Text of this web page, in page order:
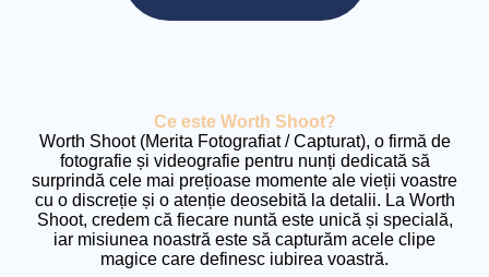
Ce este Worth Shoot?
Worth Shoot (Merita Fotografiat / Capturat), o firmă de
fotografie și videografie pentru nunți dedicată să
surprindă cele mai prețioase momente ale vieții voastre
cu o discreție și o atenție deosebită la detalii. La Worth
Shoot, credem că fiecare nuntă este unică și specială,
iar misiunea noastră este să capturăm acele clipe
magice care definesc iubirea voastră.